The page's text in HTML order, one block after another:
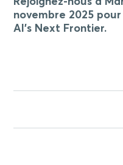
novembre 2025
AI’s Next Frontier.